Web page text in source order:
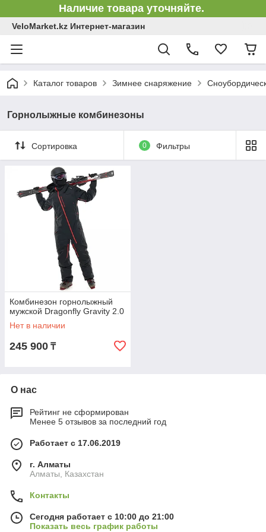
Наличие товара уточняйте.
VeloMarket.kz Интернет-магазин
Каталог товаров Зимнее снаряжение
Горнолыжные комбинезоны
Сортировка 0 Фильтры
Комбинезон горнолыжный
мужской Dragonfly Gravity 2.0
Нет в наличии
245 900 ₸
О нас
Рейтинг не сформирован
Менее 5 отзывов за последний год
Работает с 17.06.2019
г. Алматы
Алматы, Казахстан
Контакты
Сегодня работает с 10:00 до 21:00
Показать весь график работы